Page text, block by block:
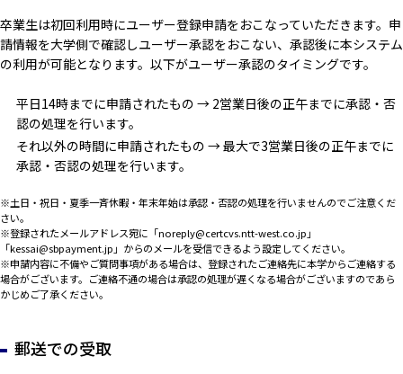
卒業生は初回利用時にユーザー登録申請をおこなっていただきます。申
請情報を大学側で確認しユーザー承認をおこない、承認後に本システム
の利用が可能となります。以下がユーザー承認のタイミングです。
平日14時までに申請されたもの → 2営業日後の正午までに承認・否
認の処理を行います。
それ以外の時間に申請されたもの → 最大で3営業日後の正午までに
承認・否認の処理を行います。
※土日・祝日・夏季一斉休暇・年末年始は承認・否認の処理を行いませんのでご注意くだ
さい。
※登録されたメールアドレス宛に「noreply@certcvs.ntt-west.co.jp」
「kessai@sbpayment.jp」からのメールを受信できるよう設定してください。
※申請内容に不備やご質問事項がある場合は、登録されたご連絡先に本学からご連絡する
場合がございます。ご連絡不通の場合は承認の処理が遅くなる場合がございますのであら
かじめご了承ください。
郵送での受取